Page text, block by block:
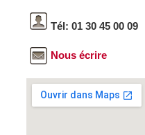
Tél: 01 30 45 00 09
Nous écrire